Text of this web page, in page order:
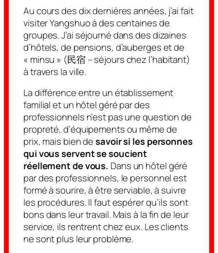
Au cours des dix dernières années, j’ai fait
visiter Yangshuo à des centaines de
groupes. J’ai séjourné dans des dizaines
d’hôtels, de pensions, d’auberges et de
« minsu » (民宿 – séjours chez l’habitant)
à travers la ville.
La différence entre un établissement
familial et un hôtel géré par des
professionnels n’est pas une question de
propreté, d’équipements ou même de
prix, mais bien desavoir si les personnes
qui vous servent se soucient
réellement de vous. Dans un hôtel géré
par des professionnels, le personnel est
formé à sourire, à être serviable, à suivre
les procédures. Il faut espérer qu’ils sont
bons dans leur travail. Mais à la fin de leur
service, ils rentrent chez eux. Les clients
ne sont plus leur problème.